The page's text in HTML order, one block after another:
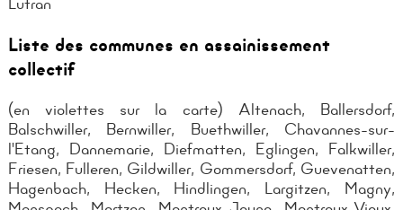
Liste des communes en assainissement
collectif
(en violettes sur la carte) Altenach, Ballersdorf,
Balschwiller, Bernwiller, Buethwiller, Chavannes-sur-
l'Etang, Dannemarie, Diefmatten, Eglingen, Falkwiller,
Friesen, Fulleren, Gildwiller, Gommersdorf, Guevenatten,
Hagenbach, Hecken, Hindlingen, Largitzen, Magny,